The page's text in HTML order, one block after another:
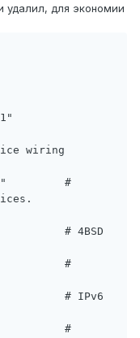
удалил, для экономии
wiring
#
# 4BSD
#
# IPv6
#